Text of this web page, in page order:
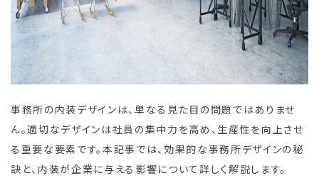
事務所の内装デザインは、単なる見た目の問題ではありませ
ん。適切なデザインは社員の集中力を高め、生産性を向上させ
る重要な要素です。本記事では、効果的な事務所デザインの秘
訣と、内装が企業に与える影響について詳しく解説します。